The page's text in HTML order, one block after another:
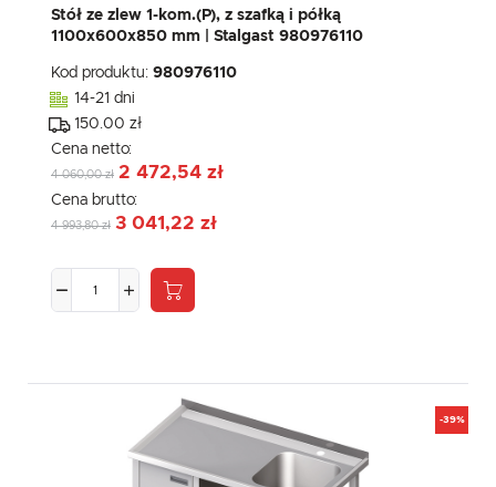
Stół ze zlew 1-kom.(P), z szafką i półką
1100x600x850 mm | Stalgast 980976110
Kod produktu: 980976110
14-21 dni
150.00 zł
Cena netto:
4 060,00 zł 2 472,54 zł
Cena brutto:
4 993,80 zł 3 041,22 zł
-39%